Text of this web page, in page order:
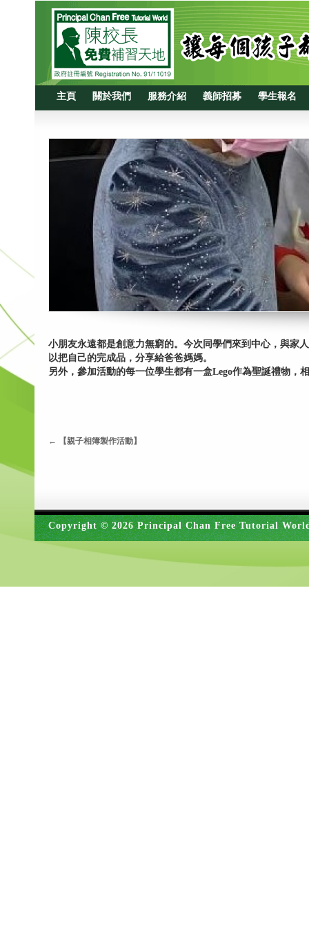
主頁 關於我們 服務介紹 義師招募 學生報名
小朋友永遠都是創意力無窮的。今次同學們來到中心，與家
以把自己的完成品，分享給爸爸媽媽。
另外，參加活動的每一位學生都有一盒Lego作為聖誕禮物，
← 【親子相簿製作活動】
Copyright © 2026 Principal Chan Free Tutorial